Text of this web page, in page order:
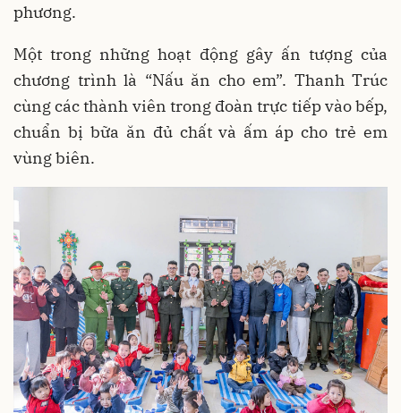
phương.
Một trong những hoạt động gây ấn tượng của
chương trình là “Nấu ăn cho em”. Thanh Trúc
cùng các thành viên trong đoàn trực tiếp vào bếp,
chuẩn bị bữa ăn đủ chất và ấm áp cho trẻ em
vùng biên.